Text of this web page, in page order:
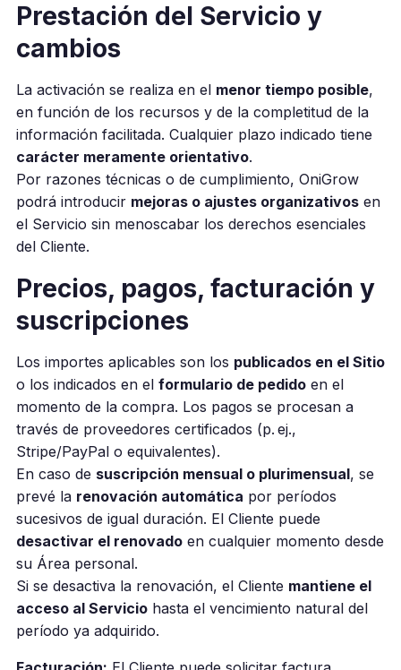
Prestación del Servicio y
cambios
La activación se realiza en el menor tiempo posible,
en función de los recursos y de la completitud de la
información facilitada. Cualquier plazo indicado tiene
carácter meramente orientativo.
Por razones técnicas o de cumplimiento, OniGrow
podrá introducir mejoras o ajustes organizativosen
el Servicio sin menoscabar los derechos esenciales
del Cliente.
Precios, pagos, facturación y
suscripciones
Los importes aplicables son los publicados en el Sitio
o los indicados en el formulario de pedidoen el
momento de la compra. Los pagos se procesan a
través de proveedores certificados (p. ej.,
Stripe/PayPal o equivalentes).
En caso de suscripción mensual o plurimensual, se
prevé la renovación automática por períodos
sucesivos de igual duración. El Cliente puede
desactivar el renovadoen cualquier momento desde
su Área personal.
Si se desactiva la renovación, el Cliente mantiene el
acceso al Serviciohasta el vencimiento natural del
período ya adquirido.